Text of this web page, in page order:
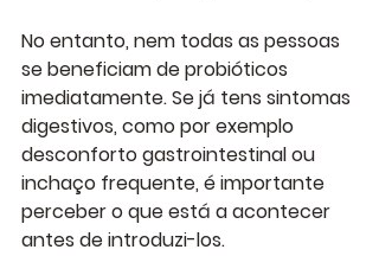
No entanto, nem todas as pessoas
se beneficiam de probióticos
imediatamente. Se já tens sintomas
digestivos, como por exemplo
desconforto gastrointestinal ou
inchaço frequente, é importante
perceber o que está a acontecer
antes de introduzi-los.